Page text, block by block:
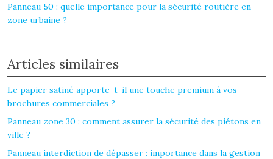
Panneau 50 : quelle importance pour la sécurité routière en
zone urbaine ?
Articles similaires
Le papier satiné apporte-t-il une touche premium à vos
brochures commerciales ?
Panneau zone 30 : comment assurer la sécurité des piétons en
ville ?
Panneau interdiction de dépasser : importance dans la gestion